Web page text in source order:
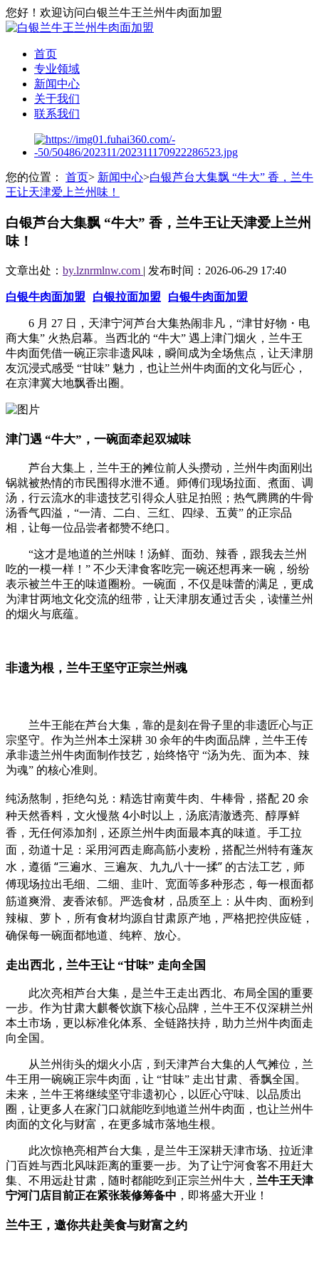
您好！欢迎访问白银兰牛王兰州牛肉面加盟
首页
专业领域
新闻中心
关于我们
联系我们
您的位置： 首页> 新闻中心>白银芦台大集飘 “牛大” 香，兰牛
王让天津爱上兰州味！
白银芦台大集飘 “牛大” 香，兰牛王让天津爱上兰州
味！
文章出处： by.lznrmlnw.com | 发布时间：2026-06-29 17:40
白银牛肉面加盟 白银拉面加盟 白银牛肉面加盟
6 月 27 日，天津宁河芦台大集热闹非凡，“津甘好物・电
商大集” 火热启幕。当西北的 “牛大” 遇上津门烟火，兰牛王
牛肉面凭借一碗正宗非遗风味，瞬间成为全场焦点，让天津朋
友沉浸式感受 “甘味” 魅力，也让兰州牛肉面的文化与匠心，
在京津冀大地飘香出圈。
津门遇 “牛大”，一碗面牵起双城味
芦台大集上， 兰牛王的摊位前人头攒动，兰州牛肉面刚出
锅就被热情的市民围得水泄不通。师傅们现场拉面、煮面、调
汤，行云流水的非遗技艺引得众人驻足拍照；热气腾腾的牛骨
汤香气四溢，“一清、二白、三红、四绿、五黄” 的正宗品
相，让每一位品尝者都赞不绝口。
“这才是地道的兰州味！汤鲜、面劲、辣香，跟我去兰州
吃的一模一样！” 不少天津食客吃完一碗还想再来一碗，纷纷
表示被兰牛王的味道圈粉。一碗面，不仅是味蕾的满足，更成
为津甘两地文化交流的纽带，让天津朋友通过舌尖，读懂兰州
的烟火与底蕴。
非遗为根，兰牛王坚守正宗兰州魂
兰牛王能在芦台大集，靠的是刻在骨子里的非遗匠心与正
宗坚守。作为兰州本土深耕 30 余年的牛肉面品牌，兰牛王传
承非遗兰州牛肉面制作技艺，始终恪守 “汤为先、面为本、辣
为魂” 的核心准则。
纯汤熬制，拒绝勾兑：精选甘南黄牛肉、牛棒骨，搭配 20 余
种天然香料，文火慢熬 4小时以上，汤底清澈透亮、醇厚鲜
香，无任何添加剂，还原兰州牛肉面最本真的味道。 手工拉
面，劲道十足：采用河西走廊高筋小麦粉，搭配兰州特有蓬灰
水，遵循 “三遍水、三遍灰、九九八十一揉” 的古法工艺，师
傅现场拉出毛细、二细、韭叶、宽面等多种形态，每一根面都
筋道爽滑、麦香浓郁。 严选食材，品质至上：从牛肉、面粉到
辣椒、萝卜，所有食材均源自甘肃原产地，严格把控供应链，
确保每一碗面都地道、纯粹、放心。
走出西北，兰牛王让 “甘味” 走向全国
此次亮相芦台大集，是兰牛王走出西北、布局全国的重要
一步。作为甘肃大麒餐饮旗下核心品牌，兰牛王不仅深耕兰州
本土市场，更以标准化体系、全链路扶持，助力兰州牛肉面走
向全国。
从兰州街头的烟火小店，到天津芦台大集的人气摊位，兰
牛王用一碗碗正宗牛肉面，让 “甘味” 走出甘肃、香飘全国。
未来，兰牛王将继续坚守非遗初心，以匠心守味、以品质出
圈，让更多人在家门口就能吃到地道兰州牛肉面，也让兰州牛
肉面的文化与财富，在更多城市落地生根。
此次惊艳亮相芦台大集，是兰牛王深耕天津市场、拉近津
门百姓与西北风味距离的重要一步。为了让宁河食客不用赶大
集、不用远赴甘肃，随时都能吃到正宗兰州牛大， 兰牛王天津
宁河门店目前正在紧张装修筹备中 ，即将盛大开业！
兰牛王，邀你共赴美食与财富之约